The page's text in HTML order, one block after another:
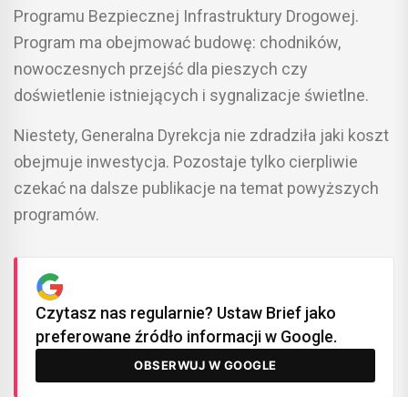
Programu Bezpiecznej Infrastruktury Drogowej.
Program ma obejmować budowę: chodników,
nowoczesnych przejść dla pieszych czy
doświetlenie istniejących i sygnalizacje świetlne.
Niestety, Generalna Dyrekcja nie zdradziła jaki koszt
obejmuje inwestycja. Pozostaje tylko cierpliwie
czekać na dalsze publikacje na temat powyższych
programów.
Czytasz nas regularnie? Ustaw Brief jako
preferowane źródło informacji w Google.
OBSERWUJ W GOOGLE